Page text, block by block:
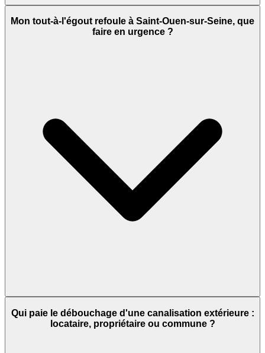
Mon tout-à-l'égout refoule à Saint-Ouen-sur-Seine, que
faire en urgence ?
Qui paie le débouchage d'une canalisation extérieure :
locataire, propriétaire ou commune ?